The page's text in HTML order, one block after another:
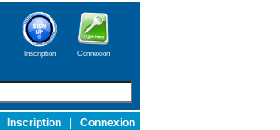
Inscription Connexion
Inscription Connexion